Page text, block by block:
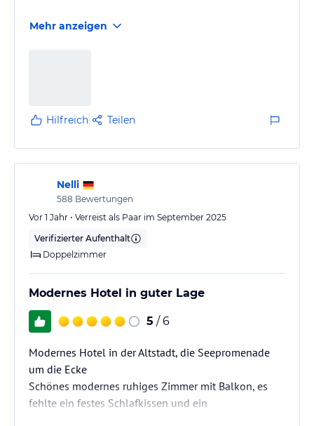
Mehr anzeigen
Hilfreich Teilen
Nelli
588 Bewertungen
Vor 1 Jahr • Verreist als Paar im September 2025
Verifizierter Aufenthalt
Doppelzimmer
Modernes Hotel in guter Lage
5 / 6
Modernes Hotel in der Altstadt, die Seepromenade
um die Ecke
Schönes modernes ruhiges Zimmer mit Balkon, es
fehlte ein festes Schlafkissen und ein